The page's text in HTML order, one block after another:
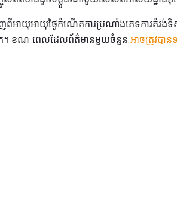
ពីអាយុអាយុថ្ងៃកំណើតការប្រណាំងភេទការតំរង់
ក។ ខណៈពេលដែលព័ត៌មានមួយចំនួន អាចត្រូវបាន